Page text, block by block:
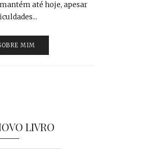
até hoje, apesar
MIM
LIVRO